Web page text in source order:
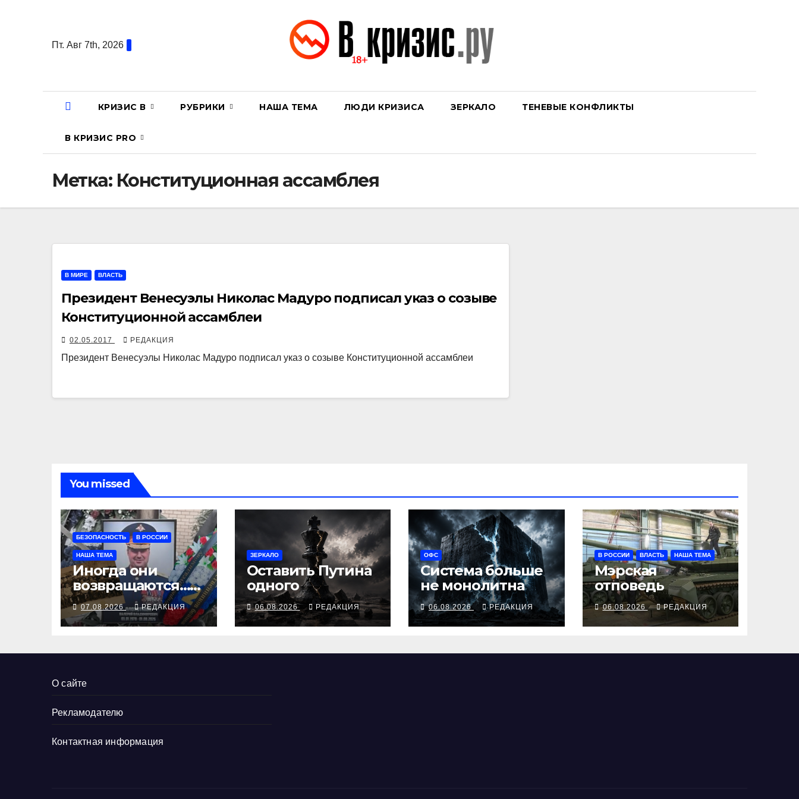
содержаниюПт. Авг 7th, 2026
КРИЗИС В РУБРИКИ НАША ТЕМА ЛЮДИ КРИЗИСА ЗЕРКАЛО ТЕНЕВЫЕ КОНФЛИКТЫ
В КРИЗИС PRO
Метка: Конституционная ассамблея
В МИРЕ ВЛАСТЬ
Президент Венесуэлы Николас Мадуро подписал указ о созыве
Конституционной ассамблеи
02.05.2017 РЕДАКЦИЯ
Президент Венесуэлы Николас Мадуро подписал указ о созыве Конституционной ассамблеи
You missed
БЕЗОПАСНОСТЬ В РОССИИ
НАША ТЕМА
Иногда они
возвращаются…
Или не
возвращаются
07.08.2026 РЕДАКЦИЯ
ЗЕРКАЛО
Оставить Путина
одного
06.08.2026 РЕДАКЦИЯ
ОФС
Система больше
не монолитна
06.08.2026 РЕДАКЦИЯ
В РОССИИ ВЛАСТЬ НАША ТЕМА
Мэрская
отповедь
06.08.2026 РЕДАКЦИЯ
О сайте
Рекламодателю
Контактная информация